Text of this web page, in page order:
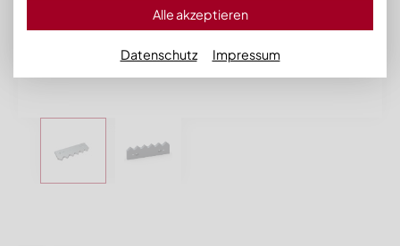
Alle akzeptieren
Datenschutz Impressum